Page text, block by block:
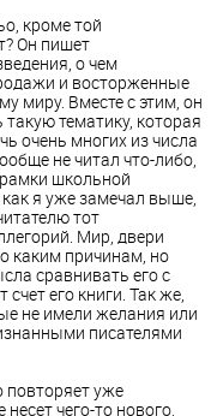
кроме той
Он пишет
о чем
и восторженные
миру. Вместе с этим, он
тематику, которая
очень многих из числа
не читал что-либо,
школьной
я уже замечал выше,
тот
Мир, двери
каким причинам, но
сравнивать его с
его книги. Так же,
не имели желания или
писателями
повторяет уже
чего-то нового.